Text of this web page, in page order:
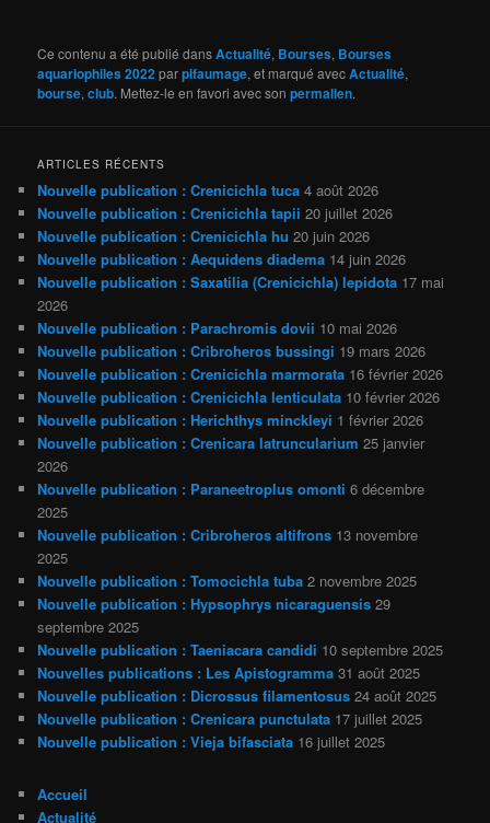
Ce contenu a été publié dansActualité, Bourses, Bourses
aquariophiles 2022parpifaumage, et marqué avecActualité,
bourse,club. Mettez-le en favori avec sonpermalien.
ARTICLES RÉCENTS
Nouvelle publication : Crenicichla tuca 4 août 2026
Nouvelle publication : Crenicichla tapii 20 juillet 2026
Nouvelle publication : Crenicichla hu 20 juin 2026
Nouvelle publication : Aequidens diadema 14 juin 2026
Nouvelle publication : Saxatilia (Crenicichla) lepidota 17 mai
2026
Nouvelle publication : Parachromis dovii 10 mai 2026
Nouvelle publication : Cribroheros bussingi 19 mars 2026
Nouvelle publication : Crenicichla marmorata 16 février 2026
Nouvelle publication : Crenicichla lenticulata 10 février 2026
Nouvelle publication : Herichthys minckleyi 1 février 2026
Nouvelle publication : Crenicara latruncularium 25 janvier
2026
Nouvelle publication : Paraneetroplus omonti 6 décembre
2025
Nouvelle publication : Cribroheros altifrons 13 novembre
2025
Nouvelle publication : Tomocichla tuba 2 novembre 2025
Nouvelle publication : Hypsophrys nicaraguensis 29
septembre 2025
Nouvelle publication : Taeniacara candidi 10 septembre 2025
Nouvelles publications : Les Apistogramma 31 août 2025
Nouvelle publication : Dicrossus filamentosus 24 août 2025
Nouvelle publication : Crenicara punctulata 17 juillet 2025
Nouvelle publication : Vieja bifasciata 16 juillet 2025
Accueil
Actualité